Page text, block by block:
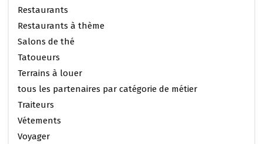
Restaurants
Restaurants à thème
Salons de thé
Tatoueurs
Terrains à louer
tous les partenaires par catégorie de métier
Traiteurs
Vétements
Voyager